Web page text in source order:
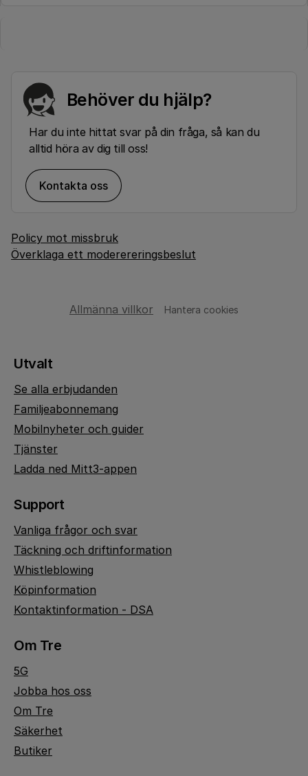
Behöver du hjälp?
Har du inte hittat svar på din fråga, så kan du
alltid höra av dig till oss!
Kontakta oss
Policy mot missbruk
Överklaga ett moderereringsbeslut
Allmänna villkor Hantera cookies
Utvalt
Se alla erbjudanden
Familjeabonnemang
Mobilnyheter och guider
Tjänster
Ladda ned Mitt3-appen
Support
Vanliga frågor och svar
Täckning och driftinformation
Whistleblowing
Köpinformation
Kontaktinformation - DSA
Om Tre
5G
Jobba hos oss
Om Tre
Säkerhet
Butiker